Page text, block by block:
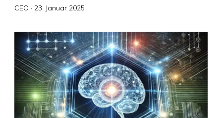
CEO · Veröffentlicht
23. Januar 2025